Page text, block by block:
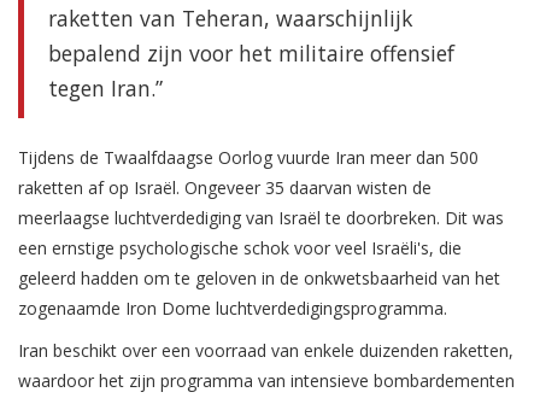
raketten van Teheran, waarschijnlijk
bepalend zijn voor het militaire offensief
tegen Iran.”
Tijdens de Twaalfdaagse Oorlog vuurde Iran meer dan 500
raketten af op Israël. Ongeveer 35 daarvan wisten de
meerlaagse luchtverdediging van Israël te doorbreken. Dit was
een ernstige psychologische schok voor veel Israëli's, die
geleerd hadden om te geloven in de onkwetsbaarheid van het
zogenaamde Iron Dome luchtverdedigingsprogramma.
Iran beschikt over een voorraad van enkele duizenden raketten,
waardoor het zijn programma van intensieve bombardementen